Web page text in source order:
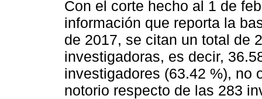
Con el corte hecho al 1 de
información que reporta la
de 2017, se citan un total de
investigadoras, es decir,
investigadores (63.42 %), no
notorio respecto de las 283